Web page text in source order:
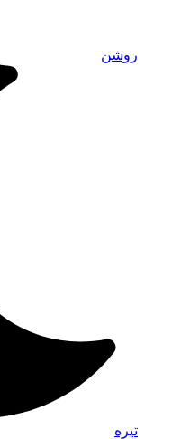
روشن
تیره